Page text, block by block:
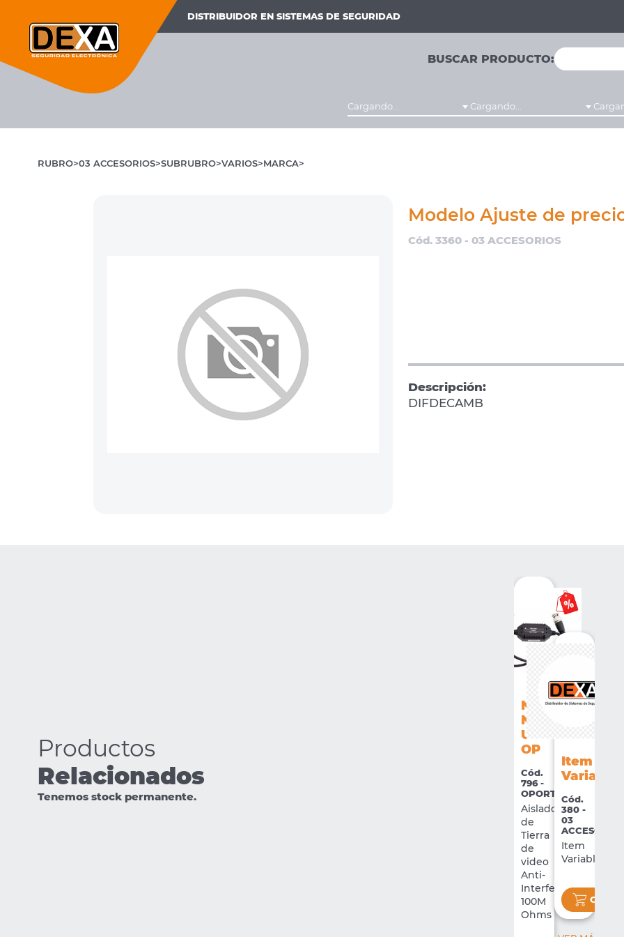
DISTRIBUIDOR EN SISTEMAS DE SEGURIDAD
BUSCAR PRODUCTO:
Cargando... Cargando...
RUBRO 03 ACCESORIOS SUBRUBRO VARIOS MARCA
Modelo Ajuste de
Cód. 3360 - 03 ACCESORIOS
Descripción:
DIFDECAMB
Productos
Relacionados
Tenemos stock permanente.
NX-
N-
UTP1201XP-
OP
Cód.
796 -
OPORTUNIDADES
Aislador
de
Tierra
de
video
Anti-
Interferencia
100M
Ohms
Item
Variable
Cód.
380 -
03
ACCESORIOS
Item
Variable